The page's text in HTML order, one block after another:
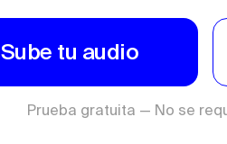
Sube tu audio
Prueba gratuita — No se